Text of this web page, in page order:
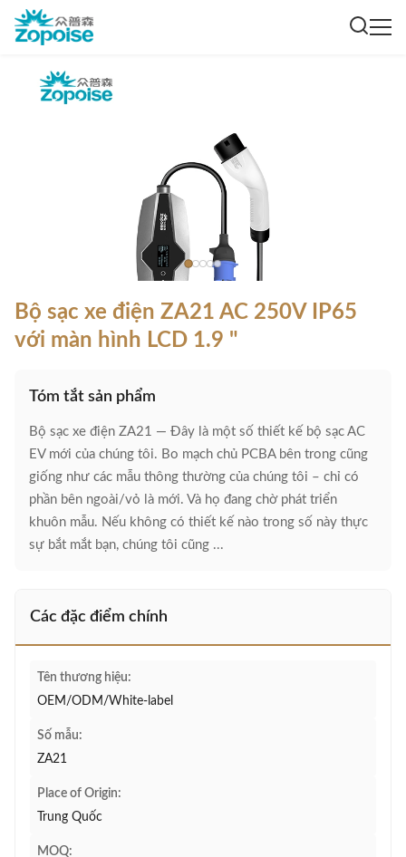
Bộ sạc xe điện ZA21 AC 250V IP65
với màn hình LCD 1.9 "
Tóm tắt sản phẩm
Bộ sạc xe điện ZA21 — Đây là một số thiết kế bộ sạc AC
EV mới của chúng tôi. Bo mạch chủ PCBA bên trong cũng
giống như các mẫu thông thường của chúng tôi – chỉ có
phần bên ngoài/vỏ là mới. Và họ đang chờ phát triển
khuôn mẫu. Nếu không có thiết kế nào trong số này thực
sự bắt mắt bạn, chúng tôi cũng ...
Các đặc điểm chính
Tên thương hiệu:
OEM/ODM/White-label
Số mẫu:
ZA21
Place of Origin:
Trung Quốc
MOQ: